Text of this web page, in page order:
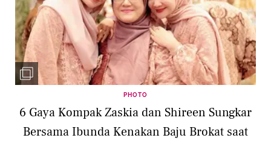
PHOTO
6 Gaya Kompak Zaskia dan Shireen Sungkar
Bersama Ibunda Kenakan Baju Brokat saat